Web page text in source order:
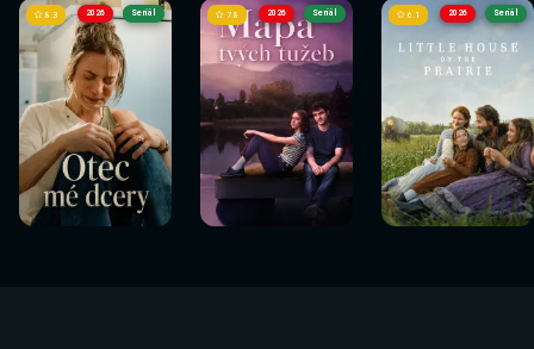
2026
8.3 Seriál 2026
7.8 Seriál 2026
6.1 Seriál